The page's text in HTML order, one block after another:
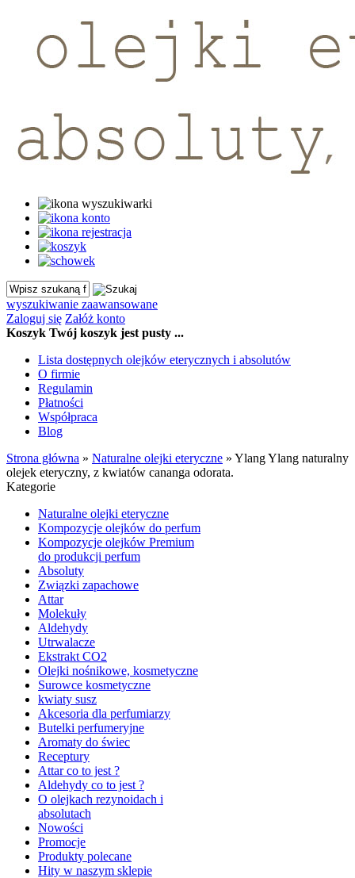
wyszukiwanie zaawansowane
Zaloguj się Załóż konto
Koszyk Twój koszyk jest pusty ...
Lista dostępnych olejków eterycznych i absolutów
O firmie
Regulamin
Płatności
Współpraca
Blog
Strona główna » Naturalne olejki eteryczne » Ylang Ylang naturalny
olejek eteryczny, z kwiatów cananga odorata.
Kategorie
Naturalne olejki eteryczne
Kompozycje olejków do perfum
Kompozycje olejków Premium
do produkcji perfum
Absoluty
Związki zapachowe
Attar
Molekuły
Aldehydy
Utrwalacze
Ekstrakt CO2
Olejki nośnikowe, kosmetyczne
Surowce kosmetyczne
kwiaty susz
Akcesoria dla perfumiarzy
Butelki perfumeryjne
Aromaty do świec
Receptury
Attar co to jest ?
Aldehydy co to jest ?
O olejkach rezynoidach i
absolutach
Nowości
Promocje
Produkty polecane
Hity w naszym sklepie